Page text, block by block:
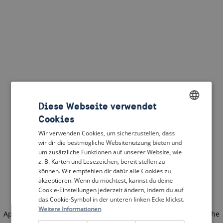
Application error: a client-side exception has occurred
(see the
DUTCH
FRENCH
GERMAN
Diese Webseite verwendet
Cookies
Wir verwenden Cookies, um sicherzustellen, dass
wir dir die bestmögliche Websitenutzung bieten und
um zusätzliche Funktionen auf unserer Website, wie
z. B. Karten und Lesezeichen, bereit stellen zu
können. Wir empfehlen dir dafür alle Cookies zu
akzeptieren. Wenn du möchtest, kannst du deine
Cookie-Einstellungen jederzeit ändern, indem du auf
das Cookie-Symbol in der unteren linken Ecke klickst.
Weitere Informationen